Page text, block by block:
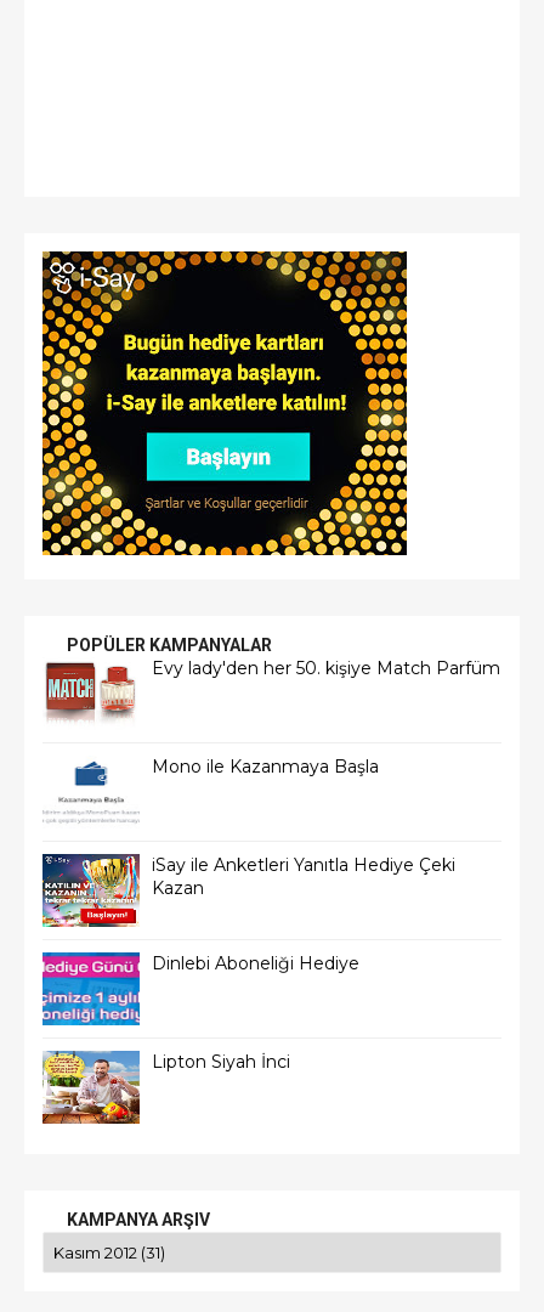
POPÜLER KAMPANYALAR
Evy lady'den her 50. kişiye Match Parfüm
Mono ile Kazanmaya Başla
iSay ile Anketleri Yanıtla Hediye Çeki
Kazan
Dinlebi Aboneliği Hediye
Lipton Siyah İnci
KAMPANYA ARŞIV